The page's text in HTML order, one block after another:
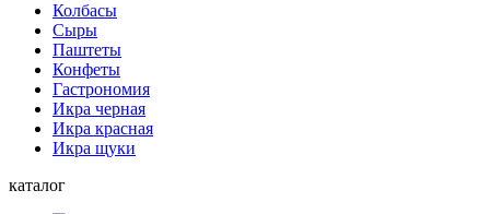
Колбасы
Сыры
Паштеты
Конфеты
Гастрономия
Икра черная
Икра красная
Икра щуки
каталог